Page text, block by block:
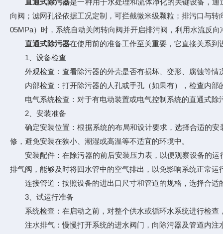
直通式除污器是一种用于水处理和流体净化的关键设备，
向阀；滤网孔径依据工况定制，可拦截微米级颗粒；排污口与
05MPa）时，系统自动关闭转向阀并开启排污阀，利用水流反
直通式除污器在使用前的准备工作至关重要，它直接关系
1、设备检查
外观检查：查看除污器的外壳是否有损坏、变形、腐蚀等情
内部检查：打开除污器的人孔或手孔（如果有），检查内部
电气系统检查：对于有电动装置或电气控制系统的直通式除
2、安装准备
确定安装位置：根据系统的布局和设计要求，选择合适的安
修，避免安装在狭小、潮湿或高温等不适宜的环境中。
安装配件：在除污器的前后安装压力表，以便观察设备的运
排气阀，能够及时将回水管中的空气排出，以免影响系统正常运
连接管道：按照设备的进出口尺寸和管道的规格，选择合适
3、试运行准备
系统检查：在启动之前，对整个供水或循环水系统进行检查
注水排气：慢慢打开系统的进水阀门，向除污器及管道内注